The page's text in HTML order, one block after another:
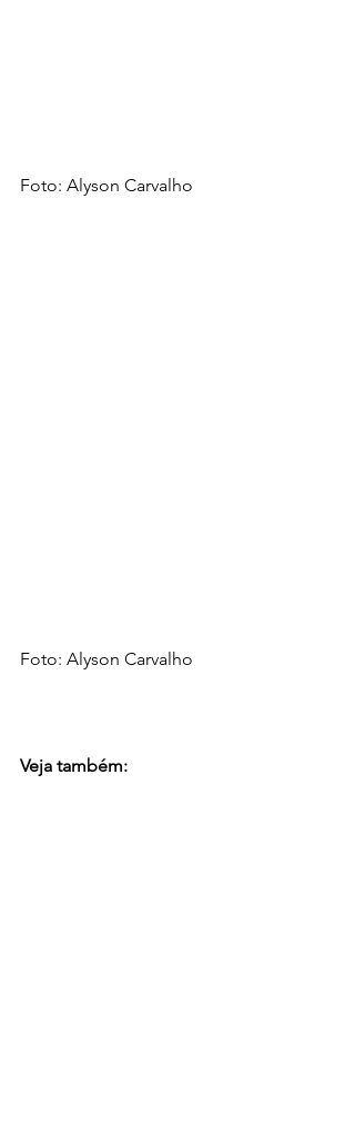
Foto: Alyson Carvalho
Foto: Alyson Carvalho
Veja também: